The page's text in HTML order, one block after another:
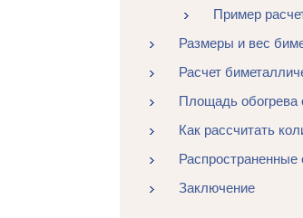
Пример
Размеры и вес
Расчет
Площадь обогрева
Как рассчитать
Распространенные
Заключение